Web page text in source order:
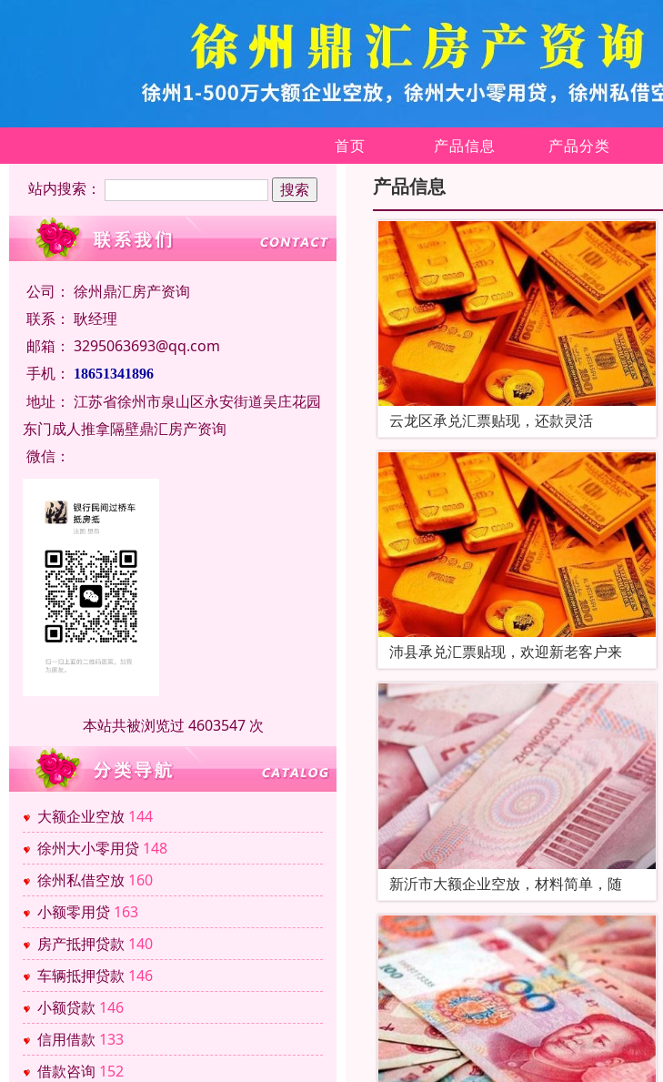
首页 产品信息 产品分类
站内搜索：
公司： 徐州鼎汇房产资询
联系： 耿经理
邮箱： 3295063693@qq.com
手机：
18651341896
地址： 江苏省徐州市泉山区永安街道吴庄花园
东门成人推拿隔壁鼎汇房产资询
微信：
本站共被浏览过 4603547 次
大额企业空放 144
徐州大小零用贷 148
徐州私借空放 160
小额零用贷 163
房产抵押贷款 140
车辆抵押贷款 146
小额贷款 146
信用借款 133
借款咨询 152
产品信息
云龙区‌‌承兑汇票贴现，还款灵活
沛县承兑汇票贴现，欢迎新老客户来
新沂市大额企业空放，材料简单，随